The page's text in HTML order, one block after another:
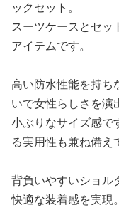
ックセット。
スーツケースとセッ
アイテムです。
高い防水性能を持ち
いで女性らしさを演
小ぶりなサイズ感で
る実用性も兼ね備え
背負いやすいショル
快適な装着感を実現。